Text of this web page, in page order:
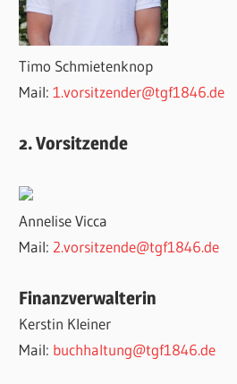
Timo Schmietenknop
Mail:1.vorsitzender@tgf1846.de
2. Vorsitzende
Annelise Vicca
Mail: 2.vorsitzende@tgf1846.de
Finanzverwalterin
Kerstin Kleiner
Mail: buchhaltung@tgf1846.de